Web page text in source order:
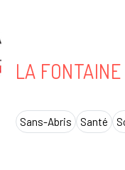
LA
Sans-Abris Santé